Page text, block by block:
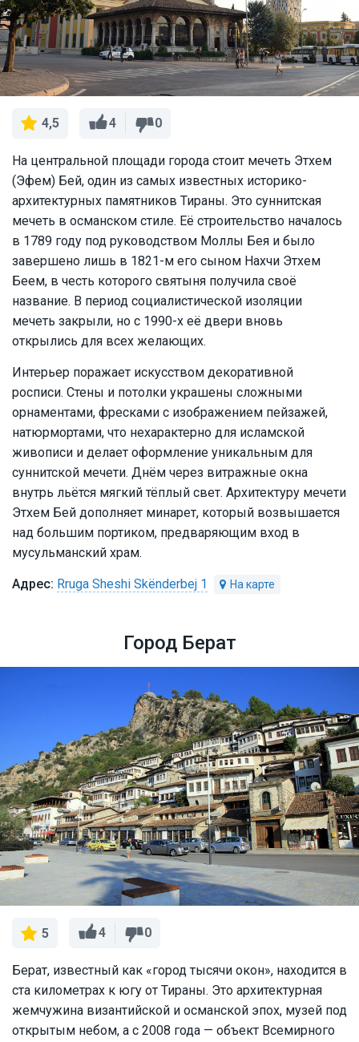
4,5 4 0
На центральной площади города стоит мечеть Этхем
(Эфем) Бей, один из самых известных историко-
архитектурных памятников Тираны. Это суннитская
мечеть в османском стиле. Её строительство началось
в 1789 году под руководством Моллы Бея и было
завершено лишь в 1821-м его сыном Нахчи Этхем
Беем, в честь которого святыня получила своё
название. В период социалистической изоляции
мечеть закрыли, но с 1990-х её двери вновь
открылись для всех желающих.
Интерьер поражает искусством декоративной
росписи. Стены и потолки украшены сложными
орнаментами, фресками с изображением пейзажей,
натюрмортами, что нехарактерно для исламской
живописи и делает оформление уникальным для
суннитской мечети. Днём через витражные окна
внутрь льётся мягкий тёплый свет. Архитектуру мечети
Этхем Бей дополняет минарет, который возвышается
над большим портиком, предваряющим вход в
мусульманский храм.
Rruga Sheshi Skënderbej 1
Город Берат
5 4 0
Берат, известный как «город тысячи окон», находится в
ста километрах к югу от Тираны. Это архитектурная
жемчужина византийской и османской эпох, музей под
открытым небом, а с 2008 года — объект Всемирного